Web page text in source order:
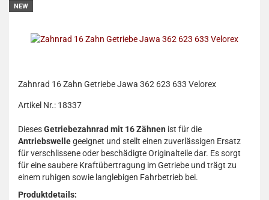
NEW
Zahnrad 16 Zahn Getriebe Jawa 362 623 633 Velorex
Artikel Nr.: 18337
DiesesGetriebezahnrad mit 16 Zähnen ist für die
Antriebswellegeeignet und stellt einen zuverlässigen Ersatz
für verschlissene oder beschädigte Originalteile dar. Es sorgt
für eine saubere Kraftübertragung im Getriebe und trägt zu
einem ruhigen sowie langlebigen Fahrbetrieb bei.
Produktdetails: